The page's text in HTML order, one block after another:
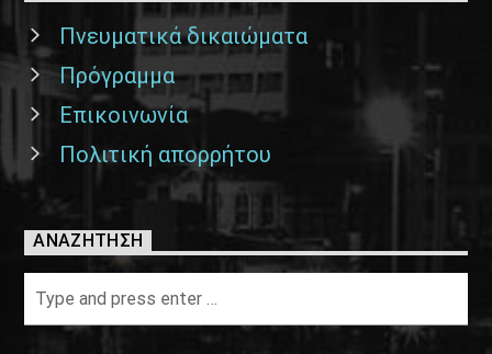
Πνευματικά δικαιώματα
Πρόγραμμα
Επικοινωνία
Πολιτική απορρήτου
ΑΝΑΖΉΤΗΣΗ